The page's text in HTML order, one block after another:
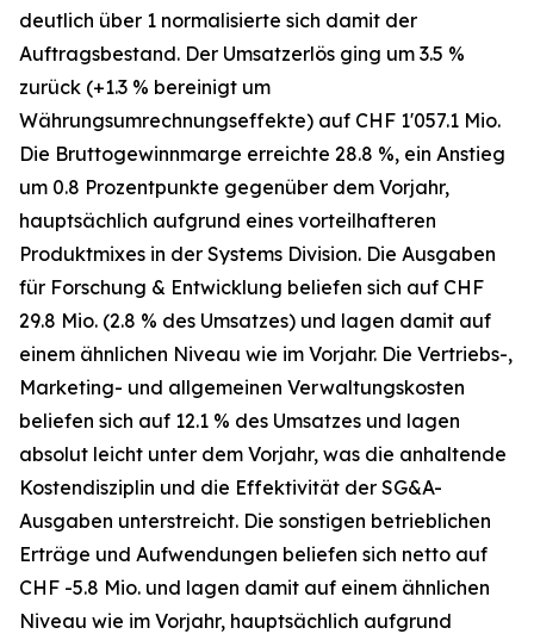
deutlich über 1 normalisierte sich damit der
Auftragsbestand. Der Umsatzerlös ging um 3.5 %
zurück (+1.3 % bereinigt um
Währungsumrechnungseffekte) auf CHF 1'057.1 Mio.
Die Bruttogewinnmarge erreichte 28.8 %, ein Anstieg
um 0.8 Prozentpunkte gegenüber dem Vorjahr,
hauptsächlich aufgrund eines vorteilhafteren
Produktmixes in der Systems Division. Die Ausgaben
für Forschung & Entwicklung beliefen sich auf CHF
29.8 Mio. (2.8 % des Umsatzes) und lagen damit auf
einem ähnlichen Niveau wie im Vorjahr. Die Vertriebs-,
Marketing- und allgemeinen Verwaltungskosten
beliefen sich auf 12.1 % des Umsatzes und lagen
absolut leicht unter dem Vorjahr, was die anhaltende
Kostendisziplin und die Effektivität der SG&A-
Ausgaben unterstreicht. Die sonstigen betrieblichen
Erträge und Aufwendungen beliefen sich netto auf
CHF -5.8 Mio. und lagen damit auf einem ähnlichen
Niveau wie im Vorjahr, hauptsächlich aufgrund